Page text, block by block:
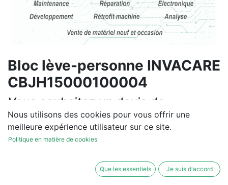
Bloc lève-personne INVACARE
CBJH15000100004
Vous souhaitez un devis de
réparation ou de vente, un
diagnostic sur site?
Nous utilisons des cookies pour vous offrir une
meilleure expérience utilisateur sur ce site.
Politique en matière de cookies
Que les essentiels Je suis d'accord